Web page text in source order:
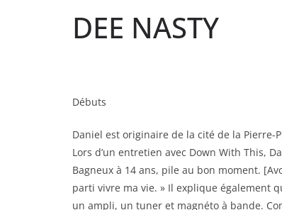
DEE NASTY
Débuts
Daniel est originaire de la cité de la Pierre-
Lors d’un entretien avec Down With This,
Bagneux à 14 ans, pile au bon moment.
parti vivre ma vie. » Il explique également
un ampli, un tuner et magnéto à bande.